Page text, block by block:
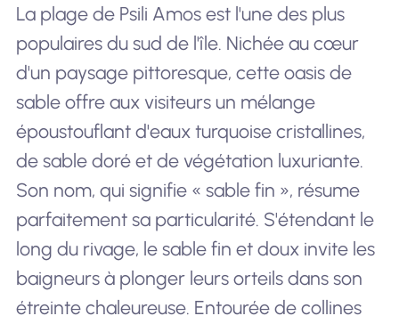
La plage de Psili Amos est l'une des plus
populaires du sud de l'île. Nichée au cœur
d'un paysage pittoresque, cette oasis de
sable offre aux visiteurs un mélange
époustouflant d'eaux turquoise cristallines,
de sable doré et de végétation luxuriante.
Son nom, qui signifie « sable fin », résume
parfaitement sa particularité. S'étendant le
long du rivage, le sable fin et doux invite les
baigneurs à plonger leurs orteils dans son
étreinte chaleureuse. Entourée de collines